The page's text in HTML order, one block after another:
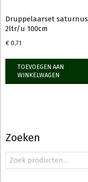
Druppelaarset saturnus
2ltr/u 100cm
€ 0,71
TOEVOEGEN AAN
WINKELWAGEN
Zoeken
Zoeken
naar: